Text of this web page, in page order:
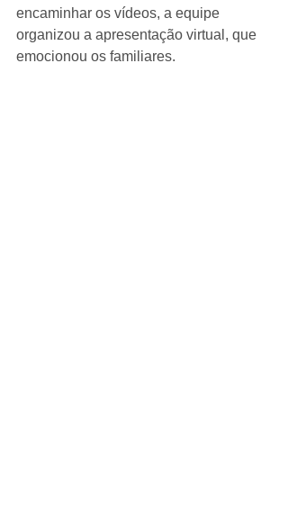
encaminhar os vídeos, a equipe
organizou a apresentação virtual, que
emocionou os familiares.